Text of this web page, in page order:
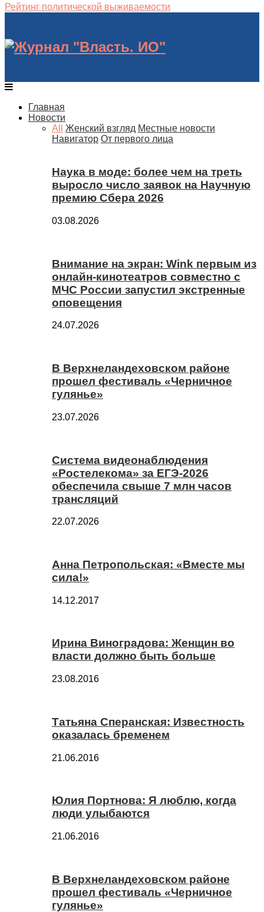
Рейтинг политической выживаемости
Главная
Новости
All
Женский взгляд Местные новости
Навигатор От первого лица
Наука в моде: более чем на треть
выросло число заявок на Научную
премию Сбера 2026
03.08.2026
Внимание на экран: Wink первым из
онлайн-кинотеатров совместно с
МЧС России запустил экстренные
оповещения
24.07.2026
В Верхнеландеховском районе
прошел фестиваль «Черничное
гулянье»
23.07.2026
Система видеонаблюдения
«Ростелекома» за ЕГЭ-2026
обеспечила свыше 7 млн часов
трансляций
22.07.2026
Анна Петропольская: «Вместе мы
сила!»
14.12.2017
Ирина Виноградова: Женщин во
власти должно быть больше
23.08.2016
Татьяна Сперанская: Известность
оказалась бременем
21.06.2016
Юлия Портнова: Я люблю, когда
люди улыбаются
21.06.2016
В Верхнеландеховском районе
прошел фестиваль «Черничное
гулянье»